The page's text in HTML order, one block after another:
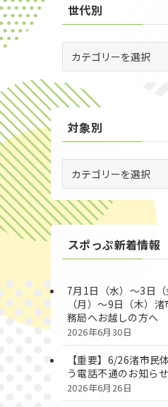
世代別
別
対象別
別
スポっぷ新着情報
7月1日（水）～3日
（月）～9日（木）
務局へお越しの方へ
2026年6月30日
【重要】6/26渚市民
う電話不通のお知らせ
2026年6月26日